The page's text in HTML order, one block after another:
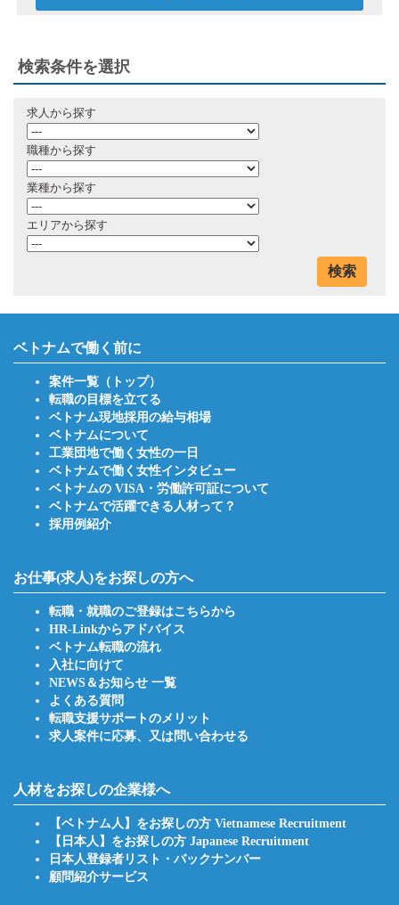
検索条件を選択
求人から探す
職種から探す
業種から探す
エリアから探す
検索
ベトナムで働く前に
案件一覧（トップ）
転職の目標を立てる
ベトナム現地採用の給与相場
ベトナムについて
工業団地で働く女性の一日
ベトナムで働く女性インタビュー
ベトナムの VISA・労働許可証について
ベトナムで活躍できる人材って？
採用例紹介
お仕事(求人)をお探しの方へ
転職・就職のご登録はこちらから
HR-Linkからアドバイス
ベトナム転職の流れ
入社に向けて
NEWS＆お知らせ 一覧
よくある質問
転職支援サポートのメリット
求人案件に応募、又は問い合わせる
人材をお探しの企業様へ
【ベトナム人】をお探しの方 Vietnamese Recruitment
【日本人】をお探しの方 Japanese Recruitment
日本人登録者リスト・バックナンバー
顧問紹介サービス